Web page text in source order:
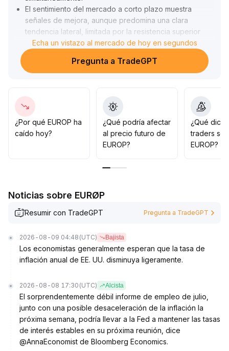
El sentimiento del mercado a corto plazo muestra
señales de mejora, aunque predomina una clara
tendencia lateral, limitada por la resistencia superior
(referencia en 4,35) y el soporte inferior (referencia en
4,10), sin un crecimiento de volumen que marque
posiciones después de una ruptura clara de los niveles
clave, reforzando la disciplina de toma de ganancias y
stop loss para reducir el riesgo de volatilidad
Echa un vistazo al mercado de hoy en segundos
Pregunta a TradeGPT
¿Por qué EUROP ha
caído hoy?
¿Qué podría afectar
al precio futuro de
EUROP?
¿Qué
traders
EUROP?
Noticias sobre EURØP
Resumir con TradeGPT Pregunta a TradeGPT
2026-08-09 04:48 (UTC) Bajista
Los economistas generalmente esperan que la tasa de
inflación anual de EE. UU. disminuya ligeramente.
2026-08-08 17:30 (UTC) Alcista
El sorprendentemente débil informe de empleo de julio,
junto con una posible desaceleración de la inflación la
próxima semana, podría llevar a la Fed a mantener las tasas
de interés estables en su próxima reunión, dice
@AnnaEconomist de Bloomberg Economics.